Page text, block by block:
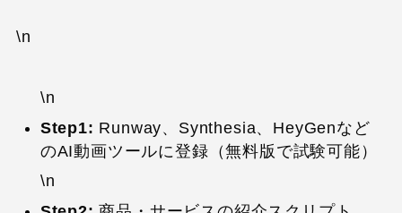
\n
\n
Step1: Runway、Synthesia、HeyGenなど
のAI動画ツールに登録（無料版で試験可能）
\n